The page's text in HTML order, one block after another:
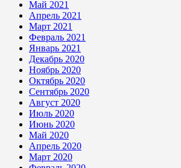
Май 2021
Апрель 2021
Март 2021
Февраль 2021
Январь 2021
Декабрь 2020
Ноябрь 2020
Октябрь 2020
Сентябрь 2020
Август 2020
Июль 2020
Июнь 2020
Май 2020
Апрель 2020
Март 2020